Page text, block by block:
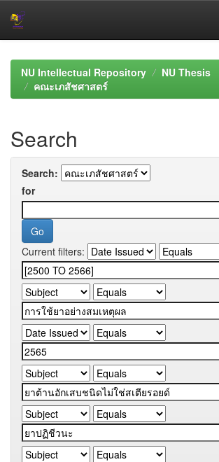
navigationNU Intellectual Repository
NU Thesis
คณะเภสัชศาสตร์
Search
Search:
for
Current filters: